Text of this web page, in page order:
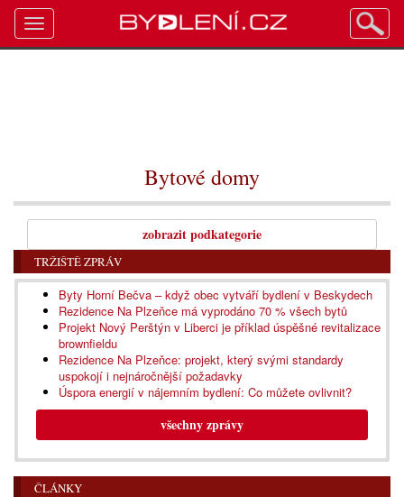
Bytové domy
zobrazit podkategorie
TRŽIŠTĚ ZPRÁV
Byty Horní Bečva – když obec vytváří bydlení v Beskydech
Rezidence Na Plzeňce má vyprodáno 70 % všech bytů
Projekt Nový Perštýn v Liberci je příklad úspěšné revitalizace
brownfieldu
Rezidence Na Plzeňce: projekt, který svými standardy
uspokojí i nejnáročnější požadavky
Úspora energií v nájemním bydlení: Co můžete ovlivnit?
všechny zprávy
ČLÁNKY
Toggle
navigation